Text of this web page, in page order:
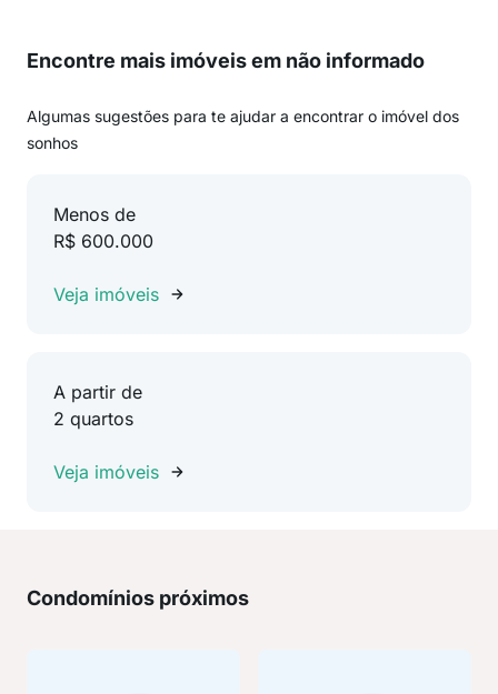
Encontre mais imóveis em não informado
Algumas sugestões para te ajudar a encontrar o imóvel dos
sonhos
Menos de
R$ 600.000
Veja imóveis
A partir de
2 quartos
Veja imóveis
Condomínios próximos